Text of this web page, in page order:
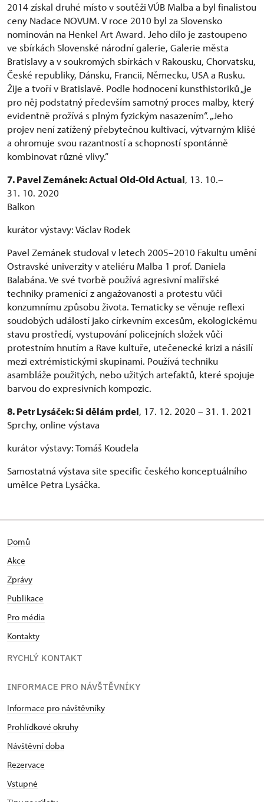
2014 získal druhé místo v soutěži VÚB Malba a byl finalistou
ceny Nadace NOVUM. V roce 2010 byl za Slovensko
nominován na Henkel Art Award. Jeho dílo je zastoupeno
ve sbírkách Slovenské národní galerie, Galerie města
Bratislavy a v soukromých sbírkách v Rakousku, Chorvatsku,
České republiky, Dánsku, Francii, Německu, USA a Rusku.
Žije a tvoří v Bratislavě. Podle hodnocení kunsthistoriků „je
pro něj podstatný především samotný proces malby, který
evidentně prožívá s plným fyzickým nasazením“. „Jeho
projev není zatížený přebytečnou kultivací, výtvarným klišé
a ohromuje svou razantností a schopností spontánně
kombinovat různé vlivy.“
7. Pavel Zemánek: Actual Old-Old Actual, 13. 10.–
31. 10. 2020
Balkon
kurátor výstavy: Václav Rodek
Pavel Zemánek studoval v letech 2005–2010 Fakultu umění
Ostravské univerzity v ateliéru Malba 1 prof. Daniela
Balabána. Ve své tvorbě používá agresivní malířské
techniky pramenící z angažovanosti a protestu vůči
konzumnímu způsobu života. Tematicky se věnuje reflexi
soudobých událostí jako církevním excesům, ekologickému
stavu prostředí, vystupování policejních složek vůči
protestním hnutím a Rave kultuře, utečenecké krizi a násilí
mezi extrémistickými skupinami. Používá techniku
asambláže použitých, nebo užitých artefaktů, které spojuje
barvou do expresivních kompozic.
8. Petr Lysáček: Si dělám prdel, 17. 12. 2020 – 31. 1. 2021
Sprchy, online výstava
kurátor výstavy: Tomáš Koudela
Samostatná výstava site specific českého konceptuálního
umělce Petra Lysáčka.
Domů
Akce
Zprávy
Publikace
Pro média
Kontakty
RYCHLÝ KONTAKT
INFORMACE PRO NÁVŠTĚVNÍKY
Informace pro návštěvníky
Prohlídkové okruhy
Návštěvní doba
Rezervace
Vstupné